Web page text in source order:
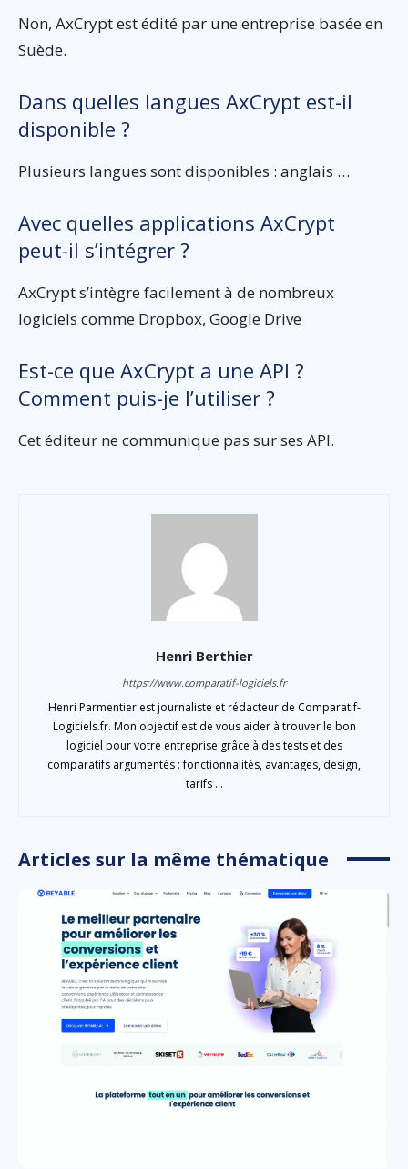
Non, AxCrypt est édité par une entreprise basée en
Suède.
Dans quelles langues AxCrypt est-il
disponible ?
Plusieurs langues sont disponibles : anglais …
Avec quelles applications AxCrypt
peut-il s’intégrer ?
AxCrypt s’intègre facilement à de nombreux
logiciels comme Dropbox, Google Drive
Est-ce que AxCrypt a une API ?
Comment puis-je l’utiliser ?
Cet éditeur ne communique pas sur ses API.
Henri Berthier
https://www.comparatif-logiciels.fr
Henri Parmentier est journaliste et rédacteur de Comparatif-
Logiciels.fr. Mon objectif est de vous aider à trouver le bon
logiciel pour votre entreprise grâce à des tests et des
comparatifs argumentés : fonctionnalités, avantages, design,
tarifs ...
Articles sur la même thématique